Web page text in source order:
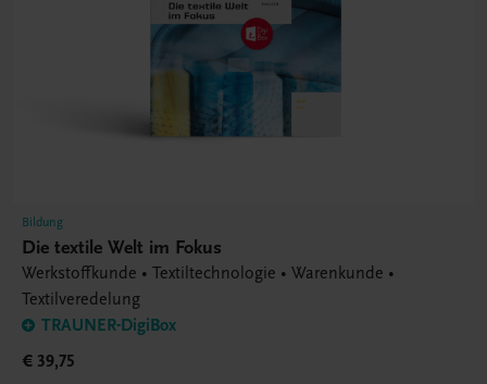
Bildung
Die textile Welt im Fokus
Werkstoffkunde • Textiltechnologie • Warenkunde •
Textilveredelung
TRAUNER-DigiBox
€ 39,75